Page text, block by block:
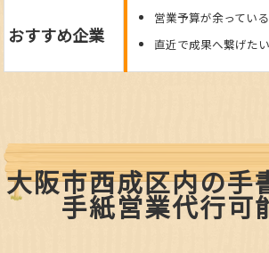
おすすめ企業
営業予算が余っている
直近で成果へ繋げたい
大阪市西成区内の手
手紙営業代行可